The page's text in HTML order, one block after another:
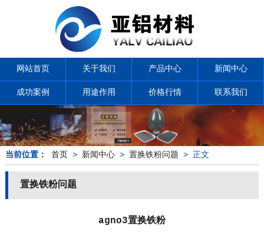
网站首页 关于我们 产品中心 新闻中心
成功案例 用途作用 价格行情 联系我们
当前位置： 首页 > 新闻中心> 置换铁粉问题 > 正文
置换铁粉问题
agno3置换铁粉